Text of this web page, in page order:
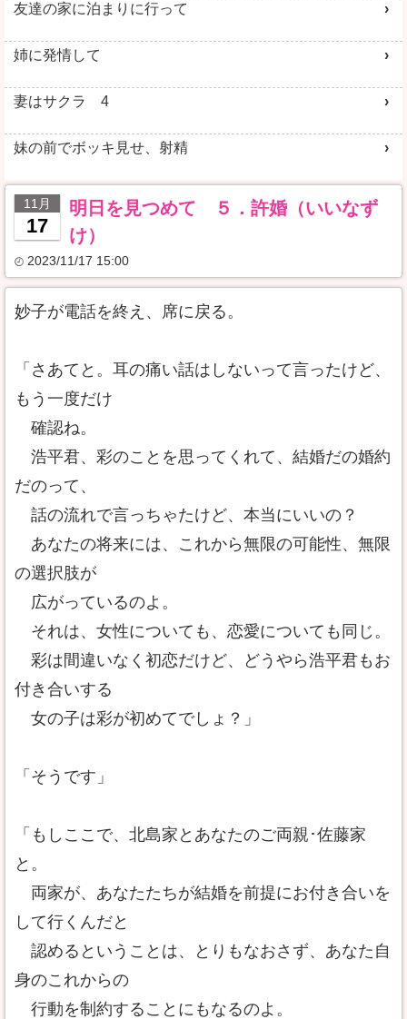
友達の家に泊まりに行って
姉に発情して
妻はサクラ 4
妹の前でボッキ見せ、射精
11月
17
明日を見つめて ５．許婚（いいなず
け）
2023/11/17 15:00
妙子が電話を終え、席に戻る。
「さあてと。耳の痛い話はしないって言ったけど、
もう一度だけ
確認ね。
浩平君、彩のことを思ってくれて、結婚だの婚約
だのって、
話の流れで言っちゃたけど、本当にいいの？
あなたの将来には、これから無限の可能性、無限
の選択肢が
広がっているのよ。
それは、女性についても、恋愛についても同じ。
彩は間違いなく初恋だけど、どうやら浩平君もお
付き合いする
女の子は彩が初めてでしょ？」
「そうです」
「もしここで、北島家とあなたのご両親･佐藤家
と。
両家が、あなたたちが結婚を前提にお付き合いを
して行くんだと
認めるということは、とりもなおさず、あなた自
身のこれからの
行動を制約することにもなるのよ。